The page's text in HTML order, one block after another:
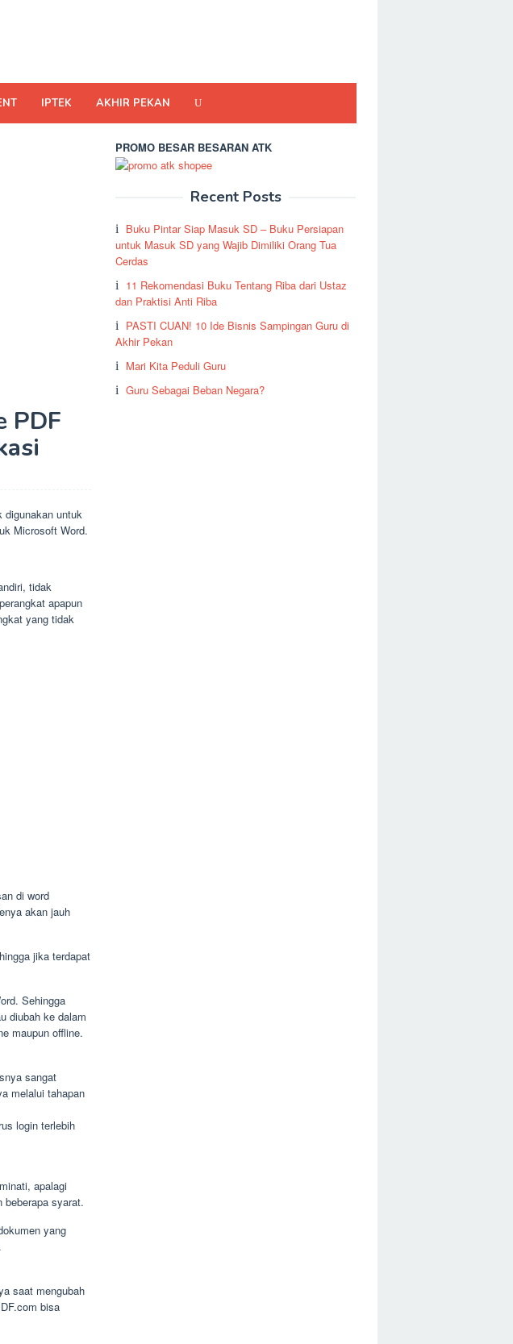
IPTEK AKHIR PEKAN
PDF
digunakan untuk
Microsoft Word.
tidak
apapun
yang tidak
di word
akan jauh
jika terdapat
Sehingga
diubah ke dalam
maupun offline.
sangat
melalui tahapan
login terlebih
apalagi
beberapa syarat.
yang
saat mengubah
bisa
PROMO BESAR BESARAN ATK
Recent Posts
Buku Pintar Siap Masuk SD – Buku Persiapan
untuk Masuk SD yang Wajib Dimiliki Orang Tua
Cerdas
11 Rekomendasi Buku Tentang Riba dari Ustaz
dan Praktisi Anti Riba
PASTI CUAN! 10 Ide Bisnis Sampingan Guru di
Akhir Pekan
Mari Kita Peduli Guru
Guru Sebagai Beban Negara?